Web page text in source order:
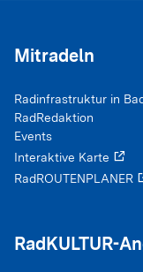
Mitradeln
Radinfrastruktur in
RadRedaktion
Events
Interaktive Karte
RadROUTENPLANER
RadKULTUR-
Coo­kie von
spei­chern, wie
12 Monate, 6
Inhalte von